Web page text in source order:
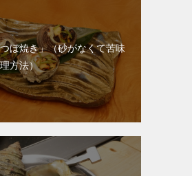
ぼ焼き」（砂がなくて苦味
方法）